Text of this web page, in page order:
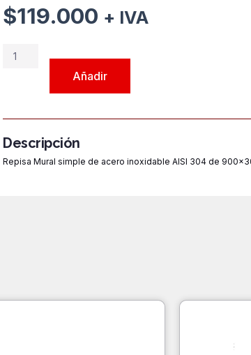
$119.000 + IVA
RMS090
de
900mm
cantidad
Añadir
Descripción
Repisa Mural simple de acero inoxidable AISI 304 de